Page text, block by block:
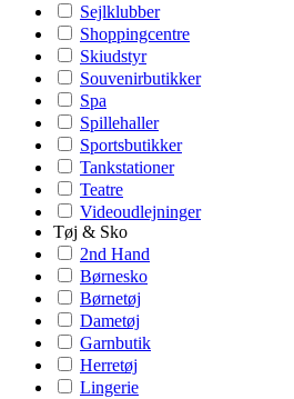
Sejlklubber
Shoppingcentre
Skiudstyr
Souvenirbutikker
Spa
Spillehaller
Sportsbutikker
Tankstationer
Teatre
Videoudlejninger
Tøj & Sko
2nd Hand
Børnesko
Børnetøj
Dametøj
Garnbutik
Herretøj
Lingerie